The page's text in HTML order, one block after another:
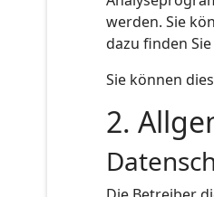
werden. Sie
dazu finden
Sie können
2.